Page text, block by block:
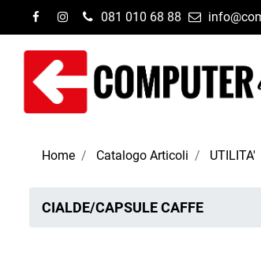
081 010 68 88
Home Catalogo Articoli UTILITA'
CIALDE/CAPSULE CAFFE